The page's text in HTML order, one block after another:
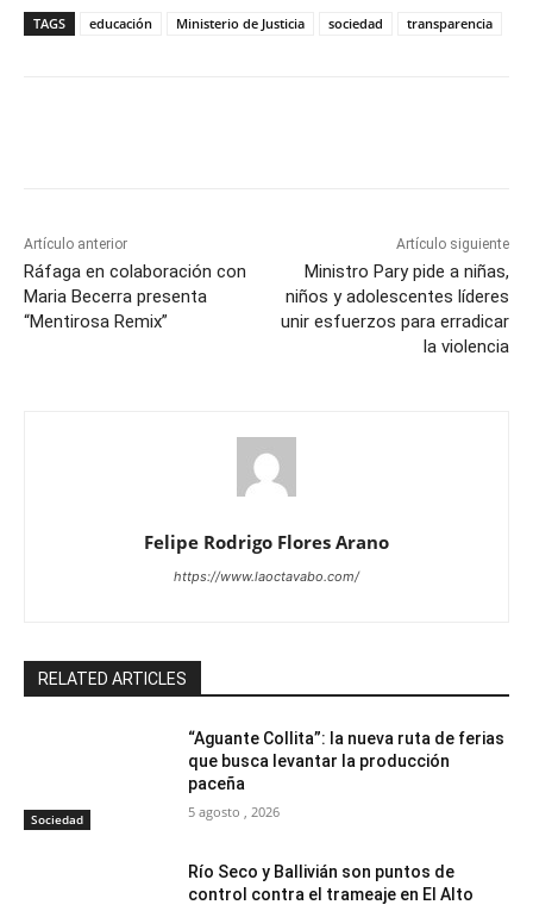
TAGS educación Ministerio de Justicia sociedad transparencia
Artículo anterior
Ráfaga en colaboración con
Maria Becerra presenta
“Mentirosa Remix”
Artículo siguiente
Ministro Pary pide a niñas,
niños y adolescentes líderes
unir esfuerzos para erradicar
la violencia
Felipe Rodrigo Flores Arano
https://www.laoctavabo.com/
RELATED ARTICLES
Sociedad
“Aguante Collita”: la nueva ruta de ferias
que busca levantar la producción
paceña
5 agosto , 2026
Río Seco y Ballivián son puntos de
control contra el trameaje en El Alto